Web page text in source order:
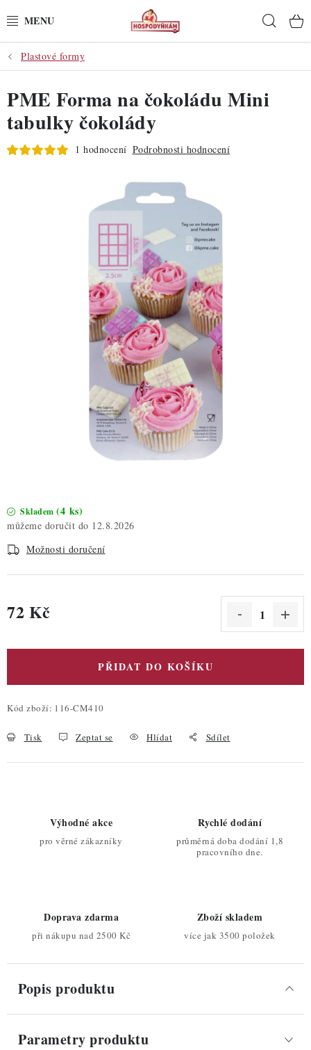
na
POTŘEBY
POMŮCKY
SUROVINY
ZDRAVÉ PEČENÍ
DÁRKOVÉ POUKAZY
TÉMATICKÉ PRODUKTY
Nepřevzetí zásilky na dobírku
Hodnocení obchodu
Podmínky ochrany osobních údajů
Plastové formy
Skladem (4 ks)
12.8.2026
Možnosti doručení
72 Kč
PŘIDAT DO KOŠÍKU
Kód zboží: 116-CM410
Tisk Zeptat se Hlídat Sdílet
PME Forma na čokoládu Mini
tabulky čokolády
1 hodnocení Podrobnosti hodnocení
Výhodné akce
pro věrné zákazníky
Rychlé dodání
průměrná doba dodání 1,8
pracovního dne.
Doprava zdarma
při nákupu nad 2500 Kč
Zboží skladem
více jak 3500 položek
Popis produktu
Parametry produktu